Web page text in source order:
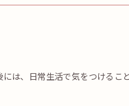
は、日常生活で気をつけるこ